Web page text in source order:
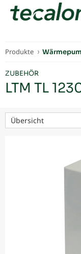
Produkte
ZUBEHÖR
LTM TL
Übersicht